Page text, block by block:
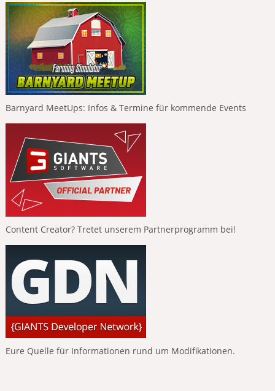
Barnyard MeetUps: Infos & Termine für kommende Events
Content Creator? Tretet unserem Partnerprogramm bei!
Eure Quelle für Informationen rund um Modifikationen.